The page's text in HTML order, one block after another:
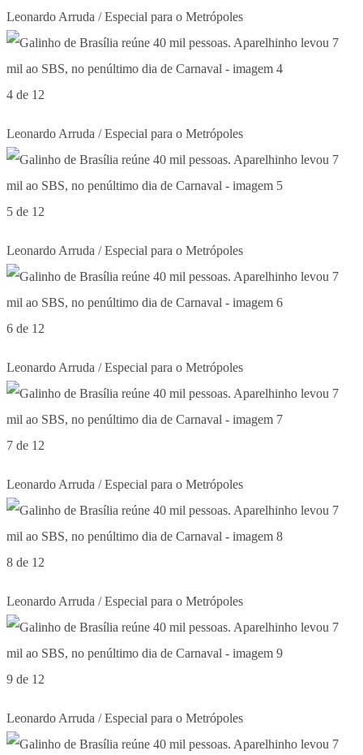
Leonardo Arruda / Especial para o Metrópoles
4 de 12
Leonardo Arruda / Especial para o Metrópoles
5 de 12
Leonardo Arruda / Especial para o Metrópoles
6 de 12
Leonardo Arruda / Especial para o Metrópoles
7 de 12
Leonardo Arruda / Especial para o Metrópoles
8 de 12
Leonardo Arruda / Especial para o Metrópoles
9 de 12
Leonardo Arruda / Especial para o Metrópoles